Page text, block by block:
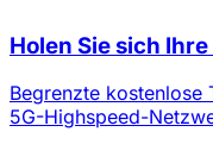
Holen Sie sich
Begrenzte kostenlose
5G-Highspeed-